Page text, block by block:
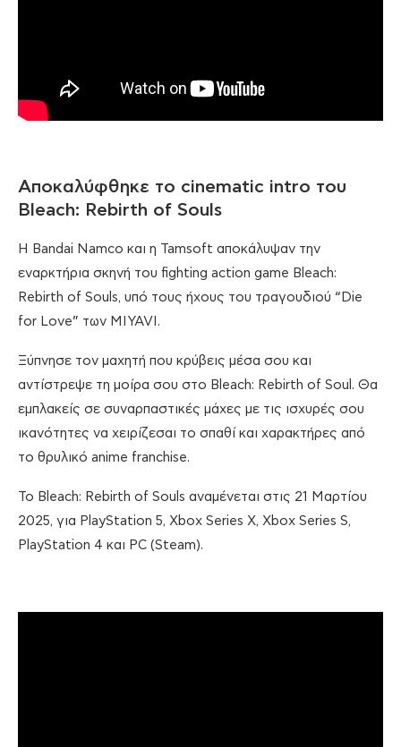
Αποκαλύφθηκε το cinematic intro του
Bleach: Rebirth of Souls
H Bandai Namco και η Tamsoft αποκάλυψαν την
εναρκτήρια σκηνή του fighting action game Bleach:
Rebirth of Souls, υπό τους ήχους του τραγουδιού “Die
for Love” των MIYAVI.
Ξύπνησε τον μαχητή που κρύβεις μέσα σου και
αντίστρεψε τη μοίρα σου στο Bleach: Rebirth of Soul. Θα
εμπλακείς σε συναρπαστικές μάχες με τις ισχυρές σου
ικανότητες να χειρίζεσαι το σπαθί και χαρακτήρες από
το θρυλικό anime franchise.
Το Bleach: Rebirth of Souls αναμένεται στις 21 Μαρτίου
2025, για PlayStation 5, Xbox Series X, Xbox Series S,
PlayStation 4 και PC (Steam).